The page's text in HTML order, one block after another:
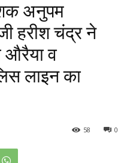
अनुपम
हरीश चंद्र ने
औरैया व
लाइन का
0
58